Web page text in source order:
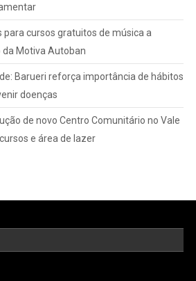
para cursos gratuitos de música a
Motiva Autoban
Barueri reforça importância de hábitos
doenças
de novo Centro Comunitário no Vale
e área de lazer